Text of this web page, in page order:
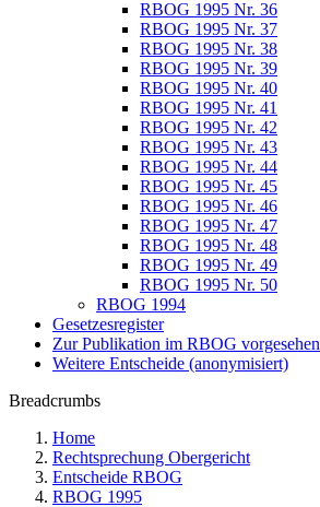
RBOG 1995 Nr. 36
RBOG 1995 Nr. 37
RBOG 1995 Nr. 38
RBOG 1995 Nr. 39
RBOG 1995 Nr. 40
RBOG 1995 Nr. 41
RBOG 1995 Nr. 42
RBOG 1995 Nr. 43
RBOG 1995 Nr. 44
RBOG 1995 Nr. 45
RBOG 1995 Nr. 46
RBOG 1995 Nr. 47
RBOG 1995 Nr. 48
RBOG 1995 Nr. 49
RBOG 1995 Nr. 50
RBOG 1994
Gesetzesregister
Zur Publikation im RBOG vorgesehen
Weitere Entscheide (anonymisiert)
Breadcrumbs
Home
Rechtsprechung Obergericht
Entscheide RBOG
RBOG 1995